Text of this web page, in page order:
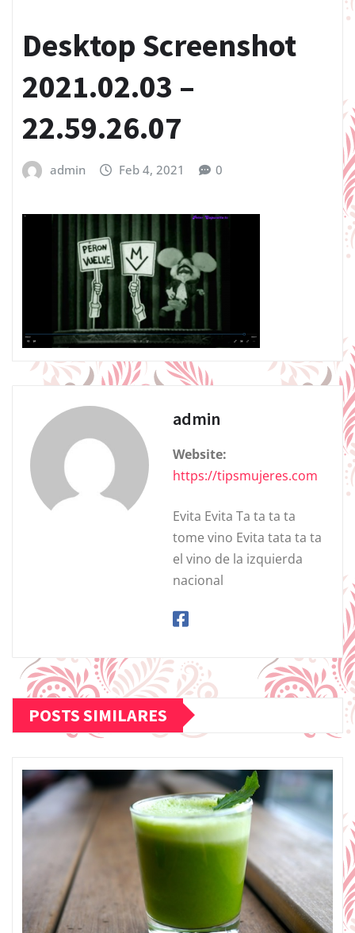
Desktop Screenshot
2021.02.03 –
22.59.26.07
admin Feb 4, 2021 0
admin
Website:
https://tipsmujeres.com
Evita Evita Ta ta ta ta
tome vino Evita tata ta ta
el vino de la izquierda
nacional
POSTS SIMILARES